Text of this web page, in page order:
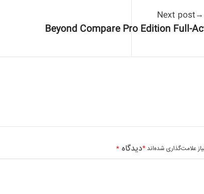
Next post
Beyond Compare Pro Edition Full-
علامت‌گذاری شده‌اند *دیدگاه *